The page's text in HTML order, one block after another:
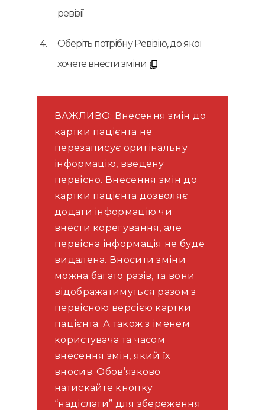
ревізії
Оберіть потрібну Ревізію, до якої
хочете внести зміни
ВАЖЛИВО: Внесення змін до
картки пацієнта не
перезаписує оригінальну
інформацію, введену
первісно. Внесення змін до
картки пацієнта дозволяє
додати інформацію чи
внести корегування, але
первісна інформація не буде
видалена. Вносити зміни
можна багато разів, та вони
відображатимуться разом з
первісною версією картки
пацієнта. А також з іменем
користувача та часом
внесення змін, який їх
вносив. Обов’язково
натискайте кнопку
“надіслати” для збереження